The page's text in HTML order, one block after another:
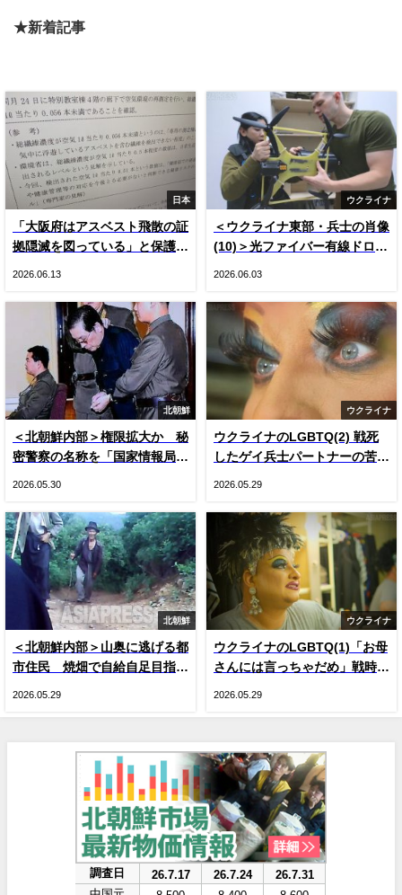
★新着記事
日本
「大阪府はアスベスト飛散の証
拠隠滅を図っている」と保護者
張否定
2026.06.13
ウクライナ
＜ウクライナ東部・兵士の肖像
(10)＞光ファイバー有線ドロー
2026.06.03
北朝鮮
＜北朝鮮内部＞権限拡大か 秘
密警察の名称を「国家情報局」
2026.05.30
ウクライナ
ウクライナのLGBTQ(2) 戦死
したゲイ兵士パートナーの苦
2026.05.29
北朝鮮
＜北朝鮮内部＞山奥に逃げる都
市住民 焼畑で自給自足目指す
2026.05.29
ウクライナ
ウクライナのLGBTQ(1)「お母
さんには言っちゃだめ」戦時下
2026.05.29